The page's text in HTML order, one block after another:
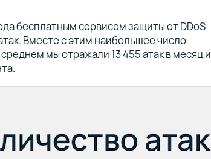
бесплатным сервисом защиты от DDoS-
Вместе с этим наибольшее число
мы отражали 13 455 атак в месяц и